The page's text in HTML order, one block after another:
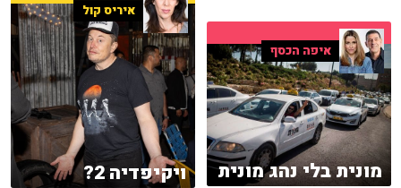
איריס קול
ויקיפדיה 2?
איפה הכסף
מונית בלי נהג מונית